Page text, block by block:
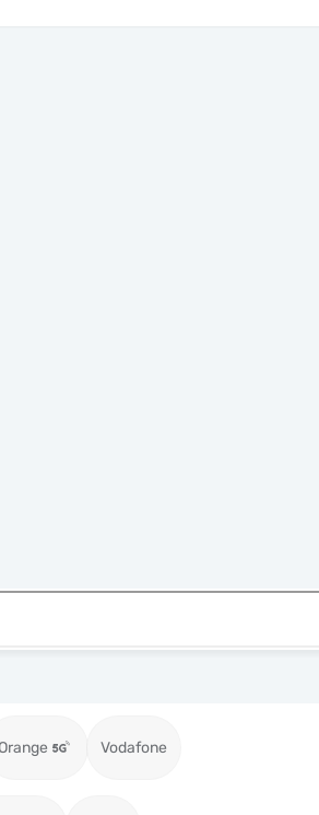
Orange Vodafone